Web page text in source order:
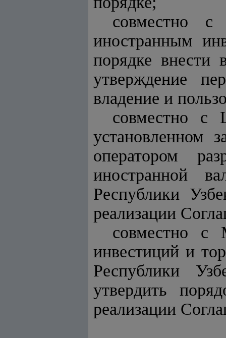
совместно с
иностранным
порядке внести
утверждение
владение и
совместно с
установленном
оператором
иностранной
Республики
реализации
совместно с
инвестиций и
Республики
утвердить
реализации